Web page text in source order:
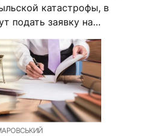
катастрофы, в
подать заявку на
Сумма такой помощи
гривен на человека.
документы...